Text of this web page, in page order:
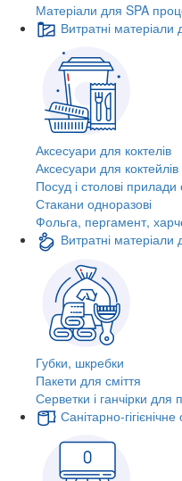
Матеріали для SPA
Витратні
Аксесуари для коктелів
Аксесуари для коктейлів
Посуд і столові прилади
Стакани одноразові
Фольга, пергамент,
Витратні
Губки, шкребки
Пакети для сміття
Серветки і ганчірки для
Санітарно-